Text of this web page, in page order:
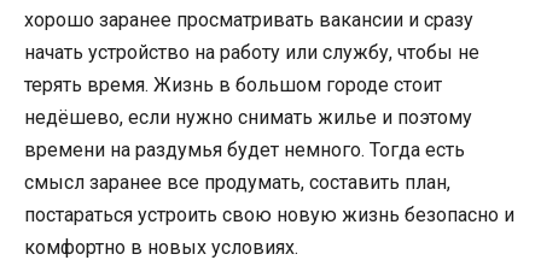
хорошо заранее просматривать вакансии и сразу
начать устройство на работу или службу, чтобы не
терять время. Жизнь в большом городе стоит
недёшево, если нужно снимать жилье и поэтому
времени на раздумья будет немного. Тогда есть
смысл заранее все продумать, составить план,
постараться устроить свою новую жизнь безопасно и
комфортно в новых условиях.